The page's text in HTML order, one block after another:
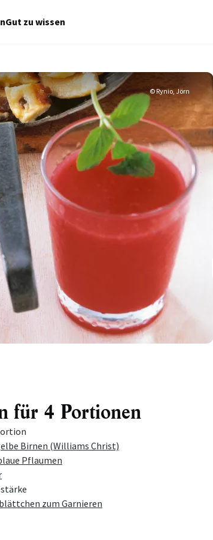
Gut zu wissen
© Rynio, Jörn
für 4 Portionen
Birnen (Williams Christ)
Pflaumen
zum Garnieren